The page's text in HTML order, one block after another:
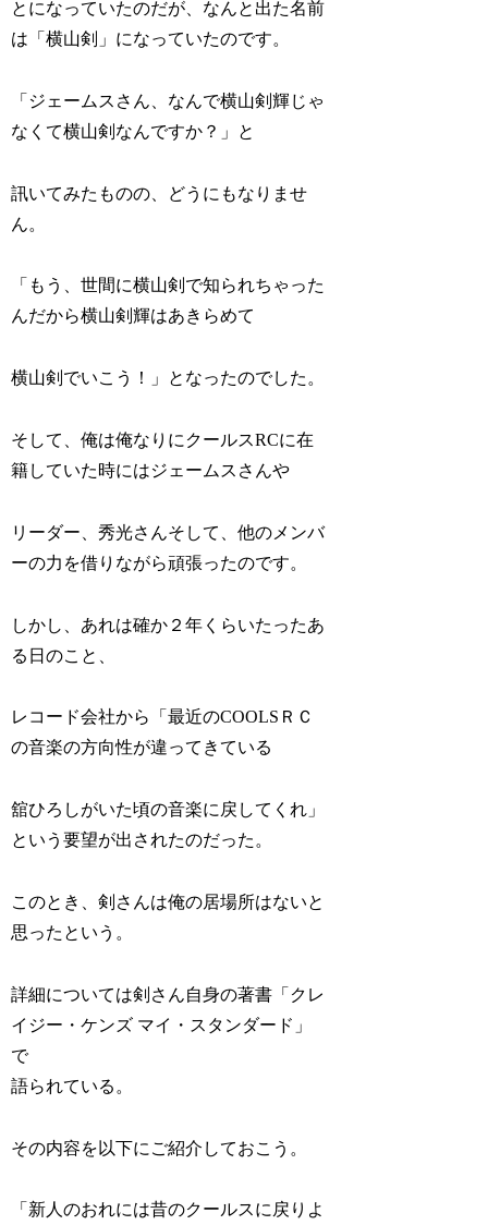
とになっていたのだが、なんと出た名前
は「横山剣」になっていたのです。
「ジェームスさん、なんで横山剣輝じゃ
なくて横山剣なんですか？」と
訊いてみたものの、どうにもなりませ
ん。
「もう、世間に横山剣で知られちゃった
んだから横山剣輝はあきらめて
横山剣でいこう！」となったのでした。
そして、俺は俺なりにクールスRCに在
籍していた時にはジェームスさんや
リーダー、秀光さんそして、他のメンバ
ーの力を借りながら頑張ったのです。
しかし、あれは確か２年くらいたったあ
る日のこと、
レコード会社から「最近のCOOLSＲＣ
の音楽の方向性が違ってきている
舘ひろしがいた頃の音楽に戻してくれ」
という要望が出されたのだった。
このとき、剣さんは俺の居場所はないと
思ったという。
詳細については剣さん自身の著書「クレ
イジー・ケンズ マイ・スタンダード」
で
語られている。
その内容を以下にご紹介しておこう。
「新人のおれには昔のクールスに戻りよ